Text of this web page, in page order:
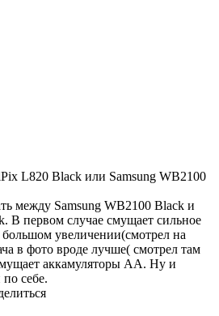
L820 Black или Samsung WB2100
между Samsung WB2100 Black и
В первом случае смущает сильное
увеличении(смотрел на
в фото вроде лучше( смотрел там
аккамуляторы АА. Ну и
себе.